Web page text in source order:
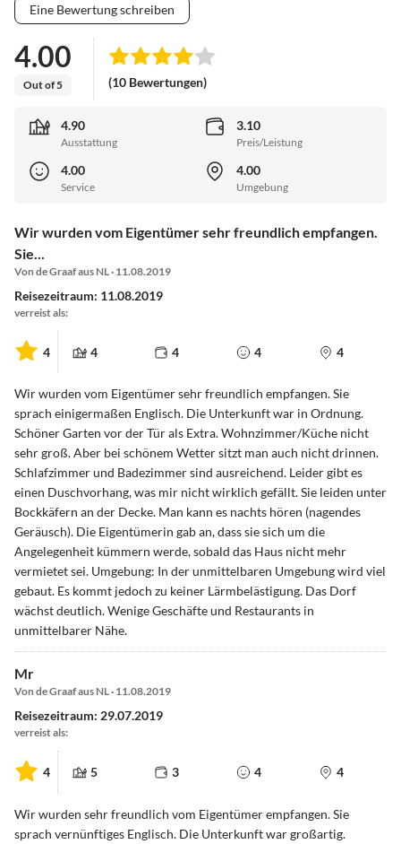
Eine Bewertung schreiben
4.00
Out of 5 (10 Bewertungen)
4.90
Ausstattung
3.10
Preis/Leistung
4.00
Service
4.00
Umgebung
Wir wurden vom Eigentümer sehr freundlich empfangen.
Sie...
Von de Graaf aus NL · 11.08.2019
Reisezeitraum: 11.08.2019
verreist als:
4 4 4 4 4
Wir wurden vom Eigentümer sehr freundlich empfangen. Sie
sprach einigermaßen Englisch. Die Unterkunft war in Ordnung.
Schöner Garten vor der Tür als Extra. Wohnzimmer/Küche nicht
sehr groß. Aber bei schönem Wetter sitzt man auch nicht drinnen.
Schlafzimmer und Badezimmer sind ausreichend. Leider gibt es
einen Duschvorhang, was mir nicht wirklich gefällt. Sie leiden unter
Bockkäfern an der Decke. Man kann es nachts hören (nagendes
Geräusch). Die Eigentümerin gab an, dass sie sich um die
Angelegenheit kümmern werde, sobald das Haus nicht mehr
vermietet sei. Umgebung: In der unmittelbaren Umgebung wird viel
gebaut. Es kommt jedoch zu keiner Lärmbelästigung. Das Dorf
wächst deutlich. Wenige Geschäfte und Restaurants in
unmittelbarer Nähe.
Mr
Von de Graaf aus NL · 11.08.2019
Reisezeitraum: 29.07.2019
verreist als:
4 5 3 4 4
Wir wurden sehr freundlich vom Eigentümer empfangen. Sie
sprach vernünftiges Englisch. Die Unterkunft war großartig.